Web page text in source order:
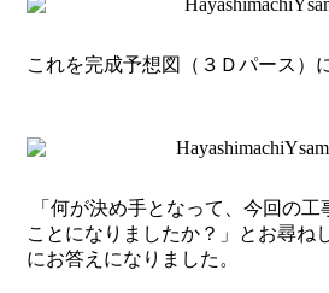
これを完成予想図（３Ｄパース）
「何が決め手となって、今回の
ことになりましたか？」とお尋ね
にお答えになりました。